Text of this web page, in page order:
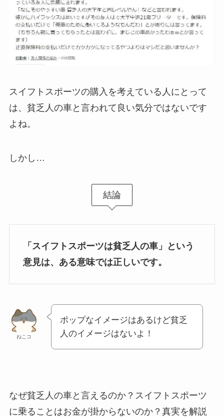
スイフトスポーツの購入を考えている人にとって
は、貧乏人の車と言われて良い気分ではないです
よね。
しかし…
結論
「スイフトスポーツは貧乏人の車」という
意見は、ある意味では正しいです。
ねこコ
ポップなイメージはあるけど貧乏
人のイメージはないよ！
なぜ貧乏人の車と言えるのか？スイフトスポーツ
に乗ることはお金が掛からないのか？真実を解説